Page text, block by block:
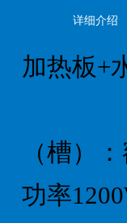
详细介绍
加热板+
（槽）
功率